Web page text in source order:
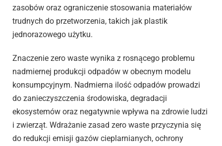
zasobów oraz ograniczenie stosowania materiałów
trudnych do przetworzenia, takich jak plastik
jednorazowego użytku.
Znaczenie zero waste wynika z rosnącego problemu
nadmiernej produkcji odpadów w obecnym modelu
konsumpcyjnym. Nadmierna ilość odpadów prowadzi
do zanieczyszczenia środowiska, degradacji
ekosystemów oraz negatywnie wpływa na zdrowie ludzi
i zwierząt. Wdrażanie zasad zero waste przyczynia się
do redukcji emisji gazów cieplarnianych, ochrony